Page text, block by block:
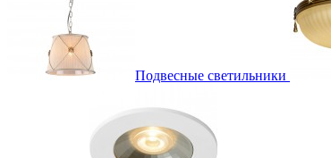
Подвесные светильники